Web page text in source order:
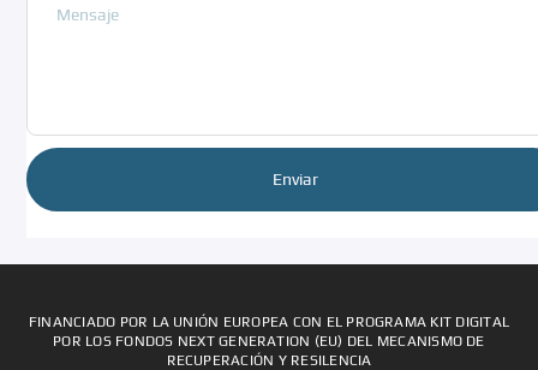
Enviar
FINANCIADO POR LA UNIÓN EUROPEA CON EL PROGRAMA KIT DIGITAL
POR LOS FONDOS NEXT GENERATION (EU) DEL MECANISMO DE
RECUPERACIÓN Y RESILENCIA